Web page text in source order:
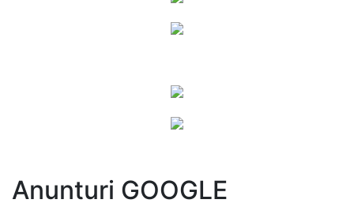
Anunturi GOOGLE